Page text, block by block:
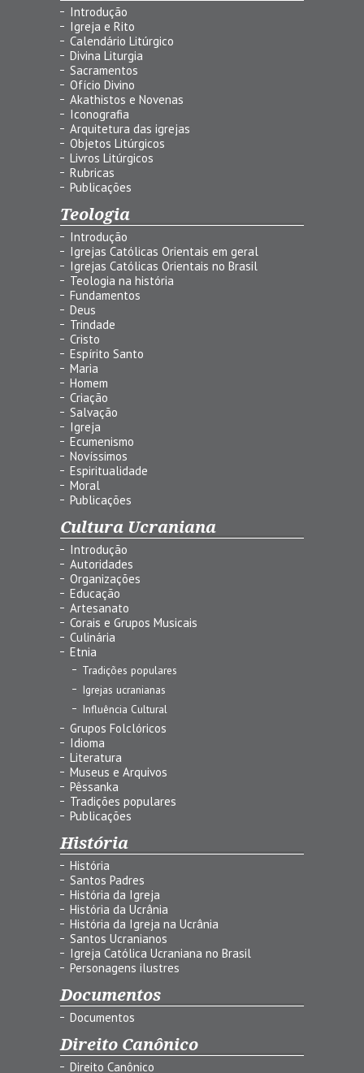
Introdução
Igreja e Rito
Calendário Litúrgico
Divina Liturgia
Sacramentos
Ofício Divino
Akathistos e Novenas
Iconografia
Arquitetura das igrejas
Objetos Litúrgicos
Livros Litúrgicos
Rubricas
Publicações
Teologia
Introdução
Igrejas Católicas Orientais em geral
Igrejas Católicas Orientais no Brasil
Teologia na história
Fundamentos
Deus
Trindade
Cristo
Espírito Santo
Maria
Homem
Criação
Salvação
Igreja
Ecumenismo
Novíssimos
Espiritualidade
Moral
Publicações
Cultura Ucraniana
Introdução
Autoridades
Organizações
Educação
Artesanato
Corais e Grupos Musicais
Culinária
Etnia
Tradições populares
Igrejas ucranianas
Influência Cultural
Grupos Folclóricos
Idioma
Literatura
Museus e Arquivos
Pêssanka
Tradições populares
Publicações
História
História
Santos Padres
História da Igreja
História da Ucrânia
História da Igreja na Ucrânia
Santos Ucranianos
Igreja Católica Ucraniana no Brasil
Personagens ilustres
Documentos
Documentos
Direito Canônico
Direito Canônico